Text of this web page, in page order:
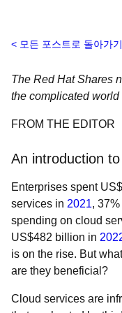
모든 포스트로 돌아가기
The Red Hat Shares
the complicated
FROM THE EDITOR
An introduction
Enterprises spent
services in 2021,
spending on cloud
US$482 billion in
is on the rise. But
are they beneficial?
Cloud services are